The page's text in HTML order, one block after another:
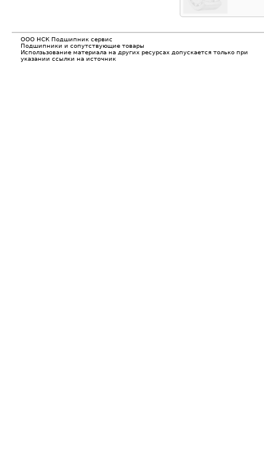
ООО НСК Подшипник сервис
Подшипники и сопутствующие товары
Исползьзование материала на других ресурсах допускается только при
указании ссылки на источник